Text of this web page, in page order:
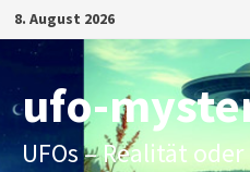
Zum
Inhalt
springen
8. August 2026
ufo-
UFOs – Realität